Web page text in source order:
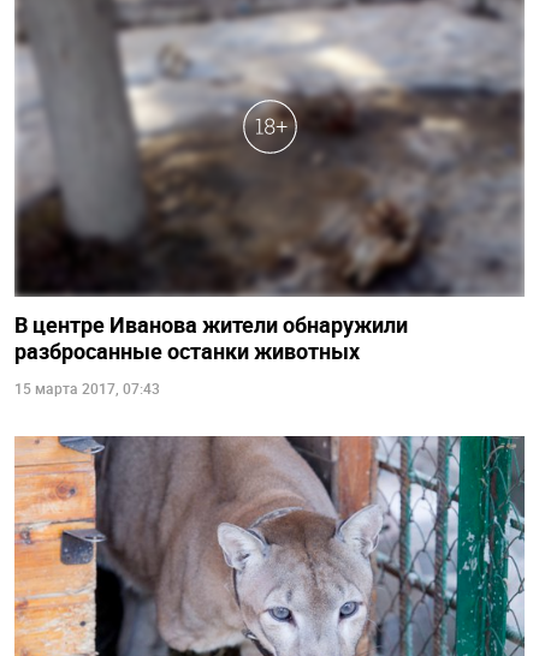
В центре Иванова жители обнаружили
разбросанные останки животных
15 марта 2017, 07:43